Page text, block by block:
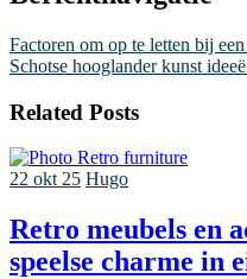
Factoren om op te letten bij
Schotse hooglander kunst
Related Posts
22 okt 25 Hugo
Retro meubels en
speelse charme in